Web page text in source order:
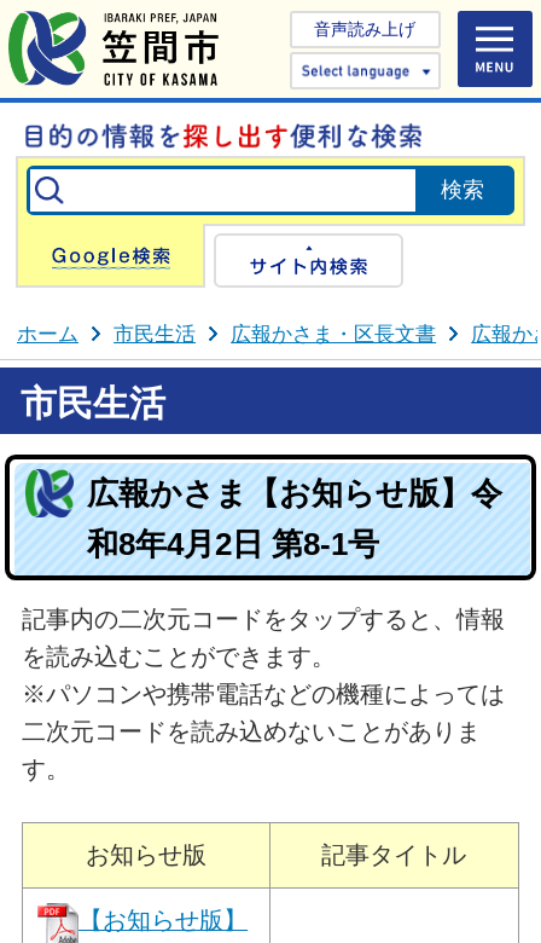
音声読み上げ
Select
Google検索
ホーム 市民生活 広報かさま・区長文書 広報か
市民生活
広報かさま【お知らせ版】令
和8年4月2日 第8-1号
記事内の二次元コードをタップすると、情報
を読み込むことができます。
※パソコンや携帯電話などの機種によっては
二次元コードを読み込めないことがありま
す。
お知らせ版 記事タイトル
【お知らせ版】